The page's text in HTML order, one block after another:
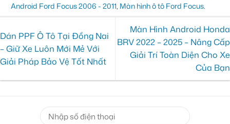
Android Ford Focus 2006 - 2011 Màn hình ô tô Ford Focus
Dán PPF Ô Tô Tại Đồng Nai
– Giữ Xe Luôn Mới Mẻ Với
Giải Pháp Bảo Vệ Tốt Nhất
Màn Hình Android Honda
BRV 2022 – 2025 – Nâng Cấp
Giải Trí Toàn Diện Cho Xe
Của Bạn